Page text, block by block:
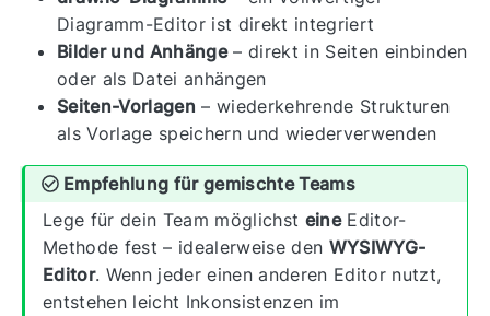
Diagramm-Editor ist direkt integriert
Bilder und Anhänge– direkt in Seiten einbinden
oder als Datei anhängen
Seiten-Vorlagen – wiederkehrende Strukturen
als Vorlage speichern und wiederverwenden
Empfehlung für gemischte Teams
Lege für dein Team möglichst eineEditor-
Methode fest – idealerweise den WYSIWYG-
Editor. Wenn jeder einen anderen Editor nutzt,
entstehen leicht Inkonsistenzen im